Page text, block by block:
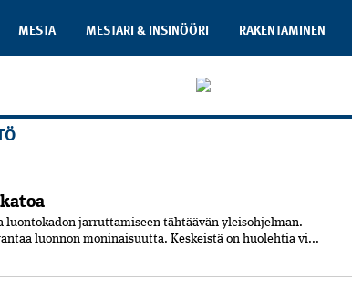
MESTA MESTARI & INSINÖÖRI RAKENTAMINEN
jarruttamiseen tähtäävän yleisohjelman.
luonnon moninaisuutta. Keskeistä on huolehtia vi...